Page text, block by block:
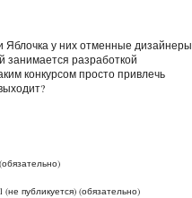
Яблочка у них отменные дизайнеры
занимается разработкой
конкурсом просто привлечь
(не публикуется) (обязательно)